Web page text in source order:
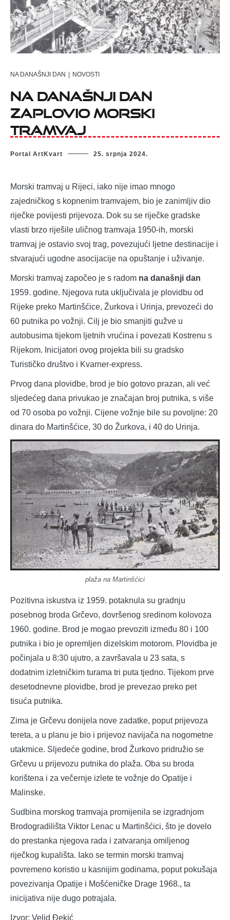
NA DANAŠNJI DAN | NOVOSTI
Na današnji dan
zaplovio Morski
tramvaj
Portal ArtKvart 25. srpnja 2024.
Morski tramvaj u Rijeci, iako nije imao mnogo
zajedničkog s kopnenim tramvajem, bio je zanimljiv dio
riječke povijesti prijevoza. Dok su se riječke gradske
vlasti brzo riješile uličnog tramvaja 1950-ih, morski
tramvaj je ostavio svoj trag, povezujući ljetne destinacije i
stvarajući ugodne asocijacije na opuštanje i uživanje.
Morski tramvaj započeo je s radom na današnji dan
1959. godine. Njegova ruta uključivala je plovidbu od
Rijeke preko Martinšćice, Žurkova i Urinja, prevozeći do
60 putnika po vožnji. Cilj je bio smanjiti gužve u
autobusima tijekom ljetnih vrućina i povezati Kostrenu s
Rijekom. Inicijatori ovog projekta bili su gradsko
Turističko društvo i Kvarner-express.
Prvog dana plovidbe, brod je bio gotovo prazan, ali već
sljedećeg dana privukao je značajan broj putnika, s više
od 70 osoba po vožnji. Cijene vožnje bile su povoljne: 20
dinara do Martinšćice, 30 do Žurkova, i 40 do Urinja.
plaža na Martinšćici
Pozitivna iskustva iz 1959. potaknula su gradnju
posebnog broda Grčevo, dovršenog sredinom kolovoza
1960. godine. Brod je mogao prevoziti između 80 i 100
putnika i bio je opremljen dizelskim motorom. Plovidba je
počinjala u 8:30 ujutro, a završavala u 23 sata, s
dodatnim izletničkim turama tri puta tjedno. Tijekom prve
desetodnevne plovidbe, brod je prevezao preko pet
tisuća putnika.
Zima je Grčevu donijela nove zadatke, poput prijevoza
tereta, a u planu je bio i prijevoz navijača na nogometne
utakmice. Sljedeće godine, brod Žurkovo pridružio se
Grčevu u prijevozu putnika do plaža. Oba su broda
korištena i za večernje izlete te vožnje do Opatije i
Malinske.
Sudbina morskog tramvaja promijenila se izgradnjom
Brodogradilišta Viktor Lenac u Martinšćici, što je dovelo
do prestanka njegova rada i zatvaranja omiljenog
riječkog kupališta. Iako se termin morski tramvaj
povremeno koristio u kasnijim godinama, poput pokušaja
povezivanja Opatije i Mošćeničke Drage 1968., ta
inicijativa nije dugo potrajala.
Izvor: Velid Đekić